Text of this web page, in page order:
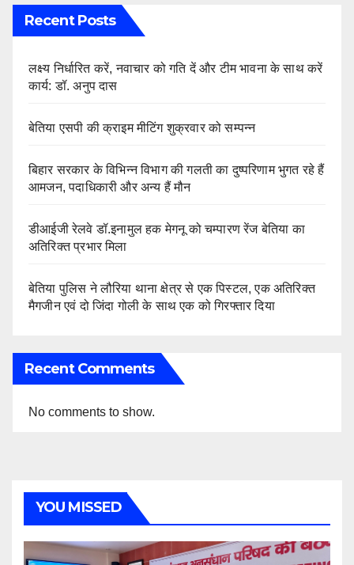
Recent Posts
लक्ष्य निर्धारित करें, नवाचार को गति दें और टीम भावना के साथ करें
कार्य: डॉ. अनुप दास
बेतिया एसपी की क्राइम मीटिंग शुक्रवार को सम्पन्न
बिहार सरकार के विभिन्न विभाग की गलती का दुष्परिणाम भुगत रहे हैं
आमजन, पदाधिकारी और अन्य हैं मौन
डीआईजी रेलवे डॉ.इनामुल हक मेगनू को चम्पारण रेंज बेतिया का
अतिरिक्त प्रभार मिला
बेतिया पुलिस ने लौरिया थाना क्षेत्र से एक पिस्टल, एक अतिरिक्त
मैगजीन एवं दो जिंदा गोली के साथ एक को गिरफ्तार दिया
Recent Comments
No comments to show.
YOU MISSED